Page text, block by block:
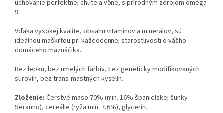
uchovanie perfektnej chute a vône, s prírodným zdrojom omega
9.
Vďaka vysokej kvalite, obsahu vitamínov a minerálov, sú
ideálnou maškrtou pri každodennej starostlivosti o vášho
domáceho maznáčika.
Bez lepku, bez umelých farbív, bez geneticky modifikovaných
surovín, bez trans-mastných kyselín.
Zloženie: Čerstvé mäso 70% (min. 16% španielskej šunky
Seranno), cereálie (ryža min. 7,6%), glycerín.